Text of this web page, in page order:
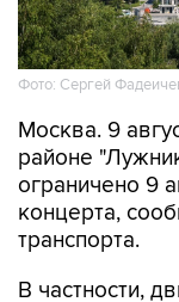
Фото: Сергей
Москва. 9
ограничено 9
концерта,
транспорта.
В частности,